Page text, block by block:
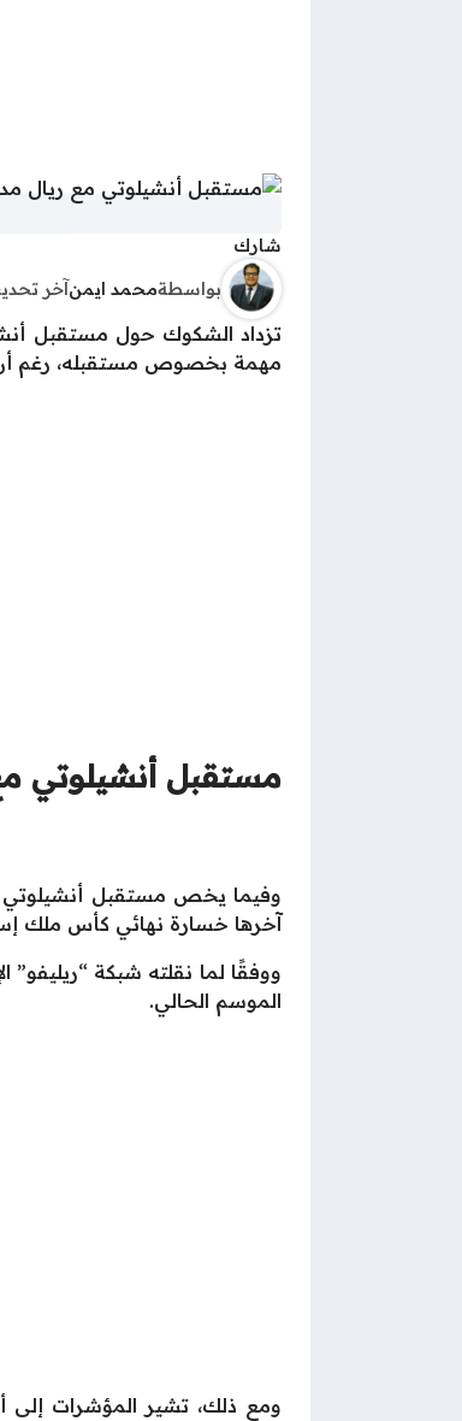
شارك
بواسطةمحمد ايمنآخر
تزداد الشكوك حول مستقبل
مهمة بخصوص مستقبله، رغم أن
مستقبل أنشيلوتي
وفيما يخص مستقبل أنشيلوتي
آخرها خسارة نهائي كأس ملك
ووفقًا لما نقلته شبكة
الموسم الحالي.